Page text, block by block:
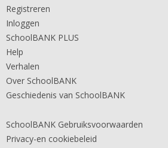
Registreren
Inloggen
SchoolBANK PLUS
Help
Verhalen
Over SchoolBANK
Geschiedenis van SchoolBANK
SchoolBANK Gebruiksvoorwaarden
Privacy-en cookiebeleid